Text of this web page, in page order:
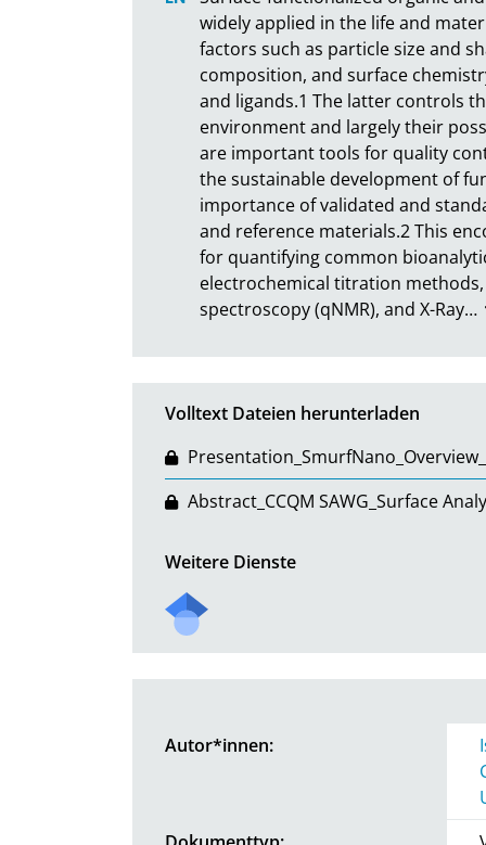
widely applied in the life and
factors such as particle size and
composition, and surface
and ligands.1 The latter controls
environment and largely their
are important tools for quality
the sustainable development of
importance of validated and
and reference materials.2 This
for quantifying common
electrochemical titration
spectroscopy (qNMR), and X-Ray…
Volltext Dateien herunterladen
Abstract_CCQM SAWG_Surface
Weitere Dienste
Autor*innen: